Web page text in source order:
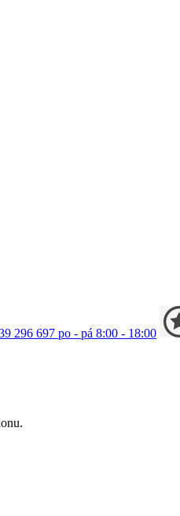
296 697 po - pá 8:00 - 18:00